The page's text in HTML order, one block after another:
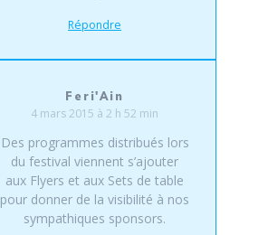
Répondre
Feri'Ain
4 mars 2015 à 2 h 52 min
Des programmes distribués lors
du festival viennent s’ajouter
aux Flyers et aux Sets de table
pour donner de la visibilité à nos
sympathiques sponsors.